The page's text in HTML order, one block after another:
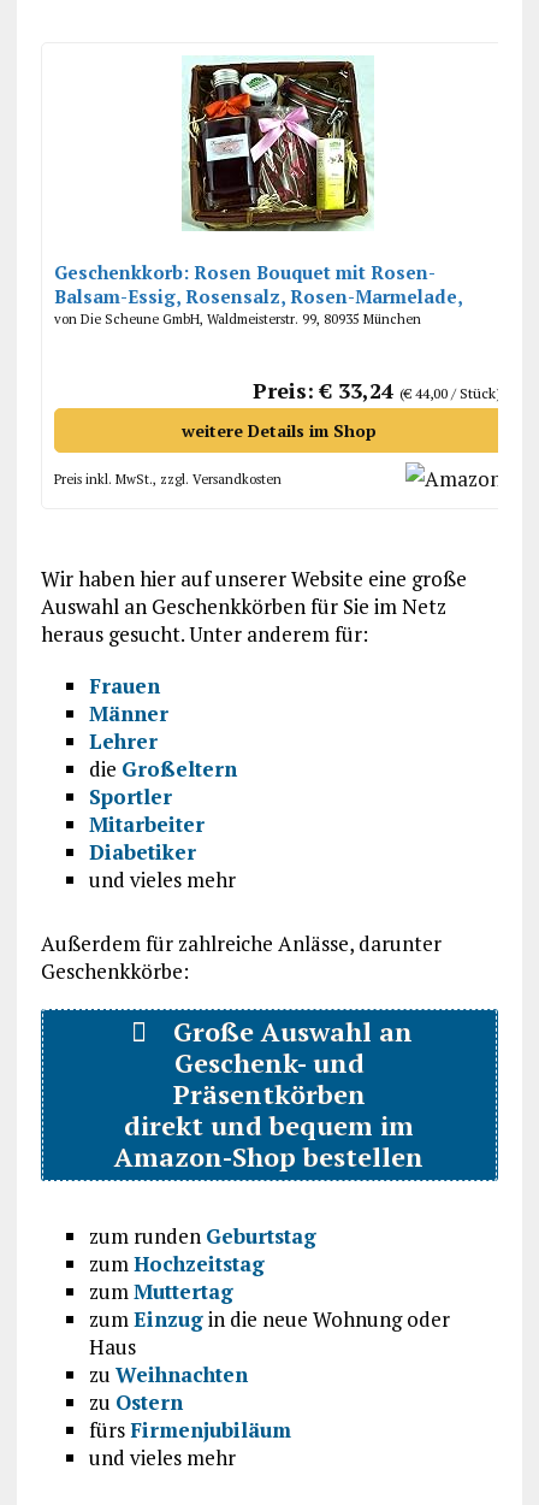
Geschenkkorb: Rosen Bouquet mit Rosen-
Balsam-Essig, Rosensalz, Rosen-Marmelade,
Schokolade mit Rosenblüten
von Die Scheune GmbH, Waldmeisterstr. 99, 80935 München
Preis: € 33,24 (€ 44,00 / Stück)
weitere Details im Shop
Preis inkl. MwSt., zzgl. Versandkosten
Wir haben hier auf unserer Website eine große
Auswahl an Geschenkkörben für Sie im Netz
heraus gesucht. Unter anderem für:
Frauen
Männer
Lehrer
die Großeltern
Sportler
Mitarbeiter
Diabetiker
und vieles mehr
Außerdem für zahlreiche Anlässe, darunter
Geschenkkörbe:
Große Auswahl an
Geschenk- und
Präsentkörben
direkt und bequem im
Amazon-Shop bestellen
zum runden Geburtstag
zum Hochzeitstag
zum Muttertag
zum Einzugin die neue Wohnung oder
Haus
zu Weihnachten
zu Ostern
fürsFirmenjubiläum
und vieles mehr